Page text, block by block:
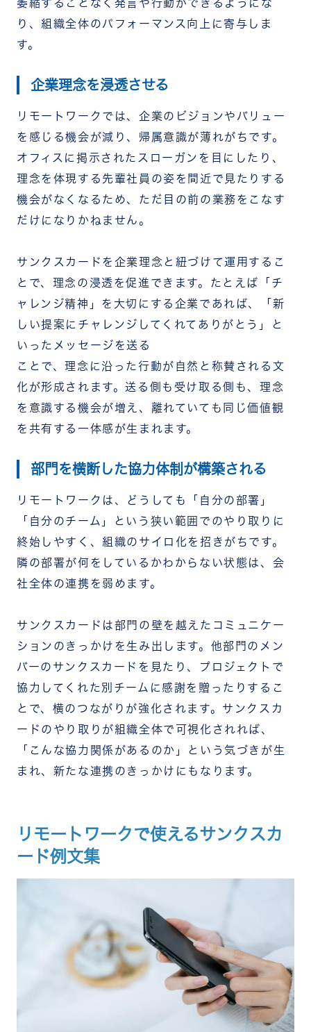
萎縮することなく発言や行動ができるようにな
り、組織全体のパフォーマンス向上に寄与しま
す。
企業理念を浸透させる
リモートワークでは、企業のビジョンやバリュー
を感じる機会が減り、帰属意識が薄れがちです。
オフィスに掲示されたスローガンを目にしたり、
理念を体現する先輩社員の姿を間近で見たりする
機会がなくなるため、ただ目の前の業務をこなす
だけになりかねません。
サンクスカードを企業理念と紐づけて運用するこ
とで、理念の浸透を促進できます。たとえば「チ
ャレンジ精神」を大切にする企業であれば、「新
しい提案にチャレンジしてくれてありがとう」と
いったメッセージを送る
ことで、理念に沿った行動が自然と称賛される文
化が形成されます。送る側も受け取る側も、理念
を意識する機会が増え、離れていても同じ価値観
を共有する一体感が生まれます。
部門を横断した協力体制が構築される
リモートワークは、どうしても「自分の部署」
「自分のチーム」という狭い範囲でのやり取りに
終始しやすく、組織のサイロ化を招きがちです。
隣の部署が何をしているかわからない状態は、会
社全体の連携を弱めます。
サンクスカードは部門の壁を越えたコミュニケー
ションのきっかけを生み出します。他部門のメン
バーのサンクスカードを見たり、プロジェクトで
協力してくれた別チームに感謝を贈ったりするこ
とで、横のつながりが強化されます。サンクスカ
ードのやり取りが組織全体で可視化されれば、
「こんな協力関係があるのか」という気づきが生
まれ、新たな連携のきっかけにもなります。
リモートワークで使えるサンクスカ
ード例文集